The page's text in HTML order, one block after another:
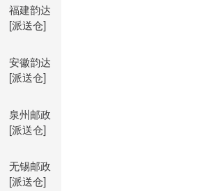
福建韵达
[派送仓]
安徽韵达
[派送仓]
泉州邮政
[派送仓]
无锡邮政
[派送仓]